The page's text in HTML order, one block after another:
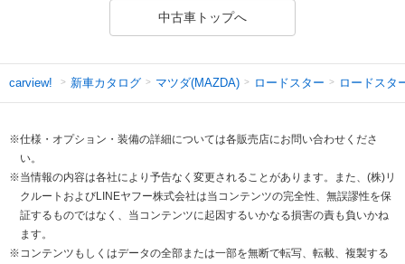
中古車トップへ
carview! 新車カタログ マツダ(MAZDA) ロードスター ロードスタ
※仕様・オプション・装備の詳細については各販売店にお問い合わせくださ
い。
※当情報の内容は各社により予告なく変更されることがあります。また、(株)リ
クルートおよびLINEヤフー株式会社は当コンテンツの完全性、無誤謬性を保
証するものではなく、当コンテンツに起因するいかなる損害の責も負いかね
ます。
※コンテンツもしくはデータの全部または一部を無断で転写、転載、複製する